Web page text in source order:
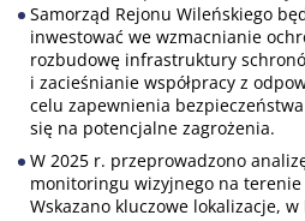
Samorząd Rejonu Wileńskiego
inwestować we wzmacnianie
rozbudowę infrastruktury
i zacieśnianie współpracy z
celu zapewnienia
się na potencjalne zagrożenia.
W 2025 r. przeprowadzono
monitoringu wizyjnego na terenie
Wskazano kluczowe lokalizacje,